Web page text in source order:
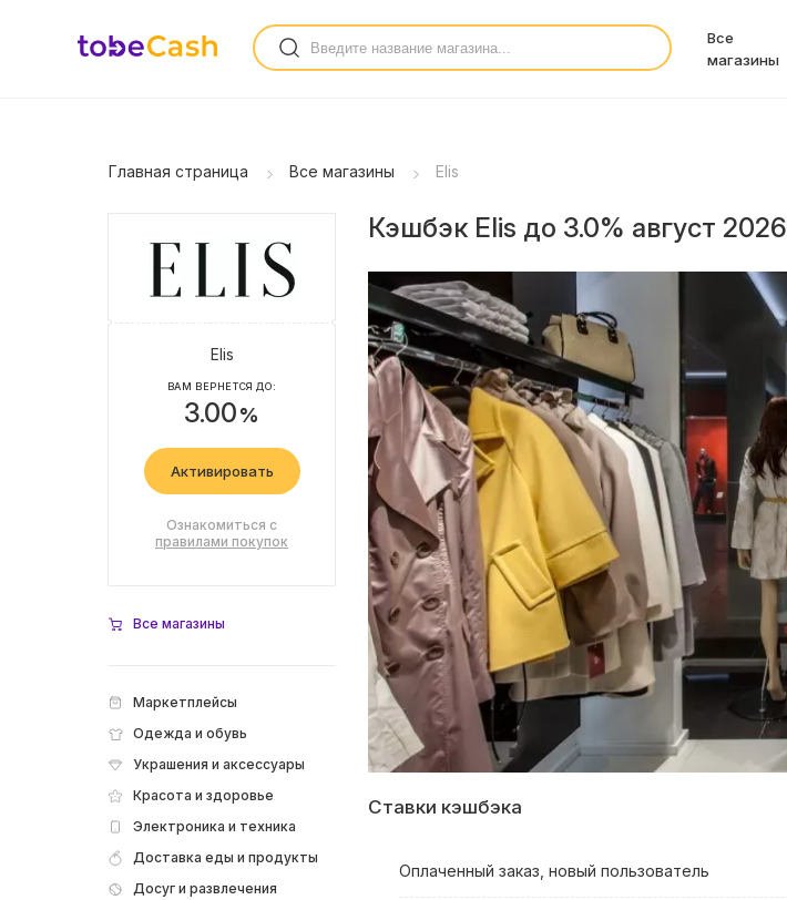
Все
магазины
Главная страница Все магазины Elis
Elis
ВАМ ВЕРНЕТСЯ ДО:
3.00%
Активировать
Ознакомиться с
правилами покупок
Все магазины
Маркетплейсы
Одежда и обувь
Украшения и аксессуары
Красота и здоровье
Электроника и техника
Доставка еды и продукты
Досуг и развлечения
Кэшбэк Elis до 3.0% август 2026
Ставки кэшбэка
Оплаченный заказ, новый пользователь